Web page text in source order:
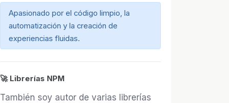
Apasionado por el código limpio, la
automatización y la creación de
experiencias fluidas.
🚀 Librerías NPM
También soy autor de varias librerías